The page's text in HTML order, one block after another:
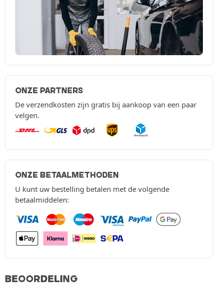
ONZE PARTNERS
De verzendkosten zijn gratis bij aankoop van een paar
velgen.
ONZE BETAALMETHODEN
U kunt uw bestelling betalen met de volgende
betaalmiddelen:
BEOORDELING